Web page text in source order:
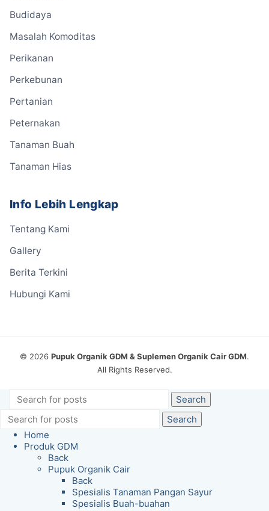
Budidaya
Masalah Komoditas
Perikanan
Perkebunan
Pertanian
Peternakan
Tanaman Buah
Tanaman Hias
Info Lebih Lengkap
Tentang Kami
Gallery
Berita Terkini
Hubungi Kami
© 2026 Pupuk Organik GDM & Suplemen Organik Cair GDM.
All Rights Reserved.
Search
Search
Home
Produk GDM
Back
Pupuk Organik Cair
Back
Spesialis Tanaman Pangan Sayur
Spesialis Buah-buahan